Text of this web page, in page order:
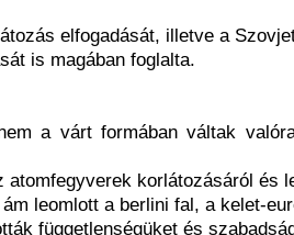
elfogadását, illetve a
is magában foglalta.
a várt formában váltak
atomfegyverek korlátozásáról és
leomlott a berlini fal, a kelet-
függetlenségüket és